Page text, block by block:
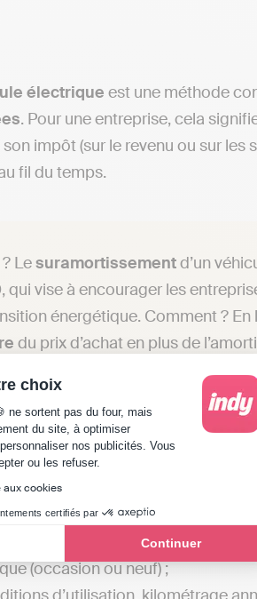
choix
du Consentement :
ne sortent pas du four, mais
du site, à optimiser
nos publicités. Vous
ou les refuser.
aux cookies
certifiés par
Continuer
Axeptio consent
électrique est une méthode
. Pour une entreprise, cela
impôt (sur le revenu ou sur
fil du temps.
Lesuramortissementd’un
, qui vise à encourager les
énergétique. Comment ?
du prix d’achat en plus de
correspond au
le coût d’acquisition du
(occasion ou neuf) ;